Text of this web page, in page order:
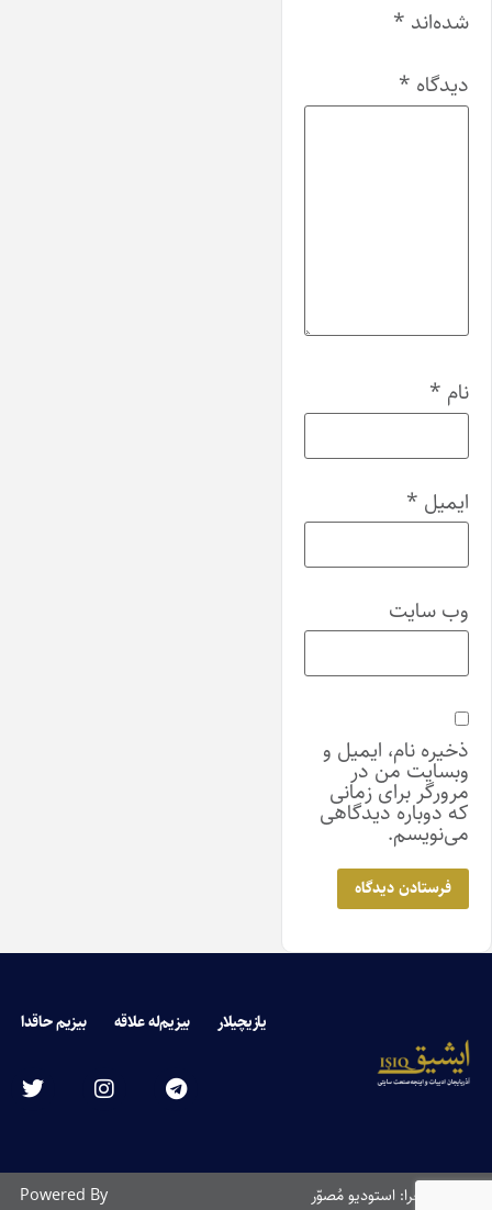
شده‌اند *
دیدگاه *
نام *
ایمیل *
وب‌ سایت
ذخیره نام، ایمیل و
وبسایت من در
مرورگر برای زمانی
که دوباره دیدگاهی
می‌نویسم.
یازیچیلار بیزیم‌له علاقه بیزیم حاقدا
طراحی و اجرا: استودیو مُصوّر Powered By